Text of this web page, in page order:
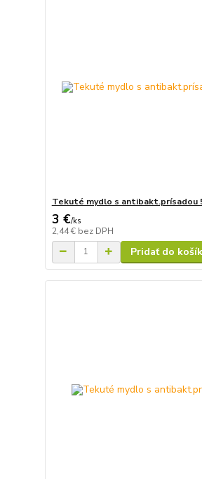
Tekuté mydlo s antibakt.prísadou
3 €/ks
2,44 € bez DPH
Pridať do